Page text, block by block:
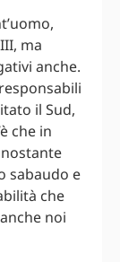
ma
anche.
il Sud,
che in
sabaudo e
che
noi